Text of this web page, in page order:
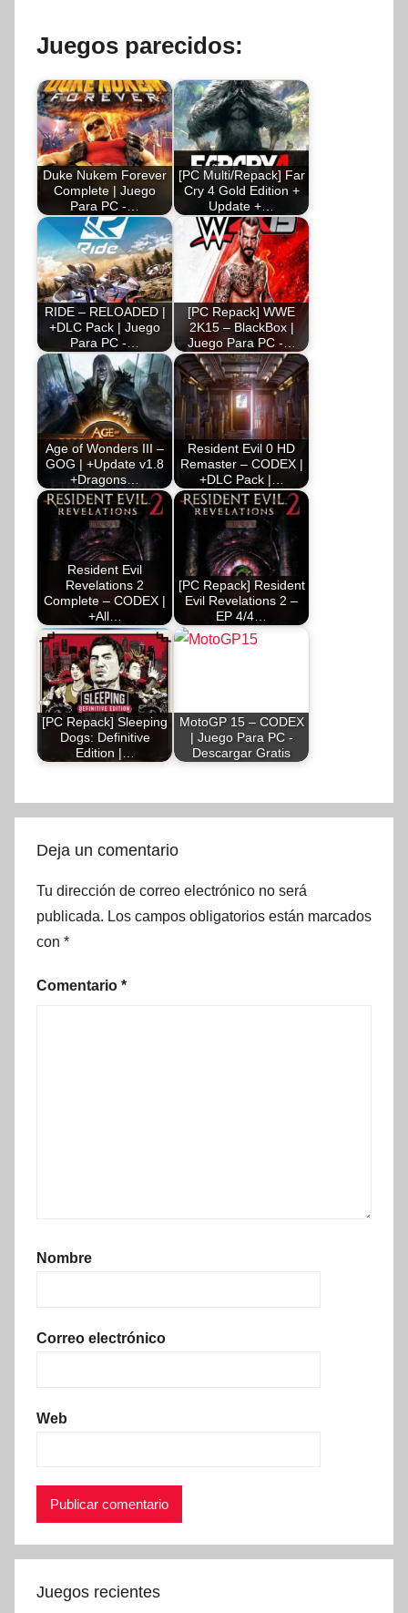
Juegos parecidos:
Duke Nukem Forever
Complete | Juego
Para PC -…
[PC Multi/Repack] Far
Cry 4 Gold Edition +
Update +…
RIDE – RELOADED |
+DLC Pack | Juego
Para PC -…
[PC Repack] WWE
2K15 – BlackBox |
Juego Para PC -…
Age of Wonders III –
GOG | +Update v1.8
+Dragons…
Resident Evil 0 HD
Remaster – CODEX |
+DLC Pack |…
Resident Evil
Revelations 2
Complete – CODEX |
+All…
[PC Repack] Resident
Evil Revelations 2 –
EP 4/4…
[PC Repack] Sleeping
Dogs: Definitive
Edition |…
MotoGP 15 – CODEX
| Juego Para PC -
Descargar Gratis
Deja un comentario
Tu dirección de correo electrónico no será
publicada. Los campos obligatorios están marcados
con *
Comentario *
Nombre
Correo electrónico
Web
Juegos recientes